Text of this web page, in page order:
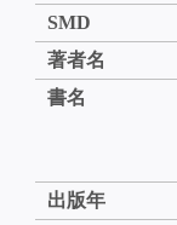
SMD
著者名
書名
出版年